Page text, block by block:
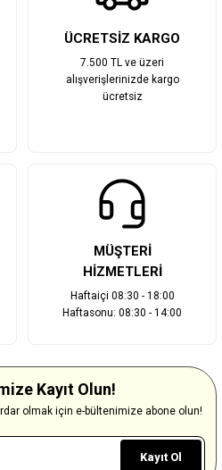
ÜCRETSİZ KARGO
7.500 TL ve üzeri
alışverişlerinizde kargo
ücretsiz
MÜŞTERİ
HİZMETLERİ
Haftaiçi 08:30 - 18:00
Haftasonu: 08:30 - 14:00
Kayıt Olun!
olmak için e-bültenimize abone olun!
Kayıt Ol